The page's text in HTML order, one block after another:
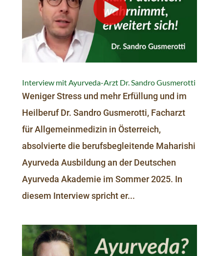
Interview mit Ayurveda-Arzt Dr. Sandro Gusmerotti
Weniger Stress und mehr Erfüllung und im
Heilberuf Dr. Sandro Gusmerotti, Facharzt
für Allgemeinmedizin in Österreich,
absolvierte die berufsbegleitende Maharishi
Ayurveda Ausbildung an der Deutschen
Ayurveda Akademie im Sommer 2025. In
diesem Interview spricht er...